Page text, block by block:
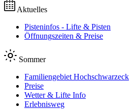
Aktuelles
Pisteninfos - Lifte & Pisten
Öffnungszeiten & Preise
Sommer
Familiengebiet Hochschwarzeck
Preise
Wetter & Lifte Info
Erlebnisweg